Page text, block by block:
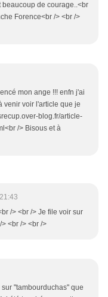
de courage..<br
Forence<br /> <br />
mon ange !!! enfn j'ai
venir voir l'article que je
blog.fr/article-
/> Bisous et à
/> <br /> Je file voir sur
<br /> <br />
"tambourduchas" que